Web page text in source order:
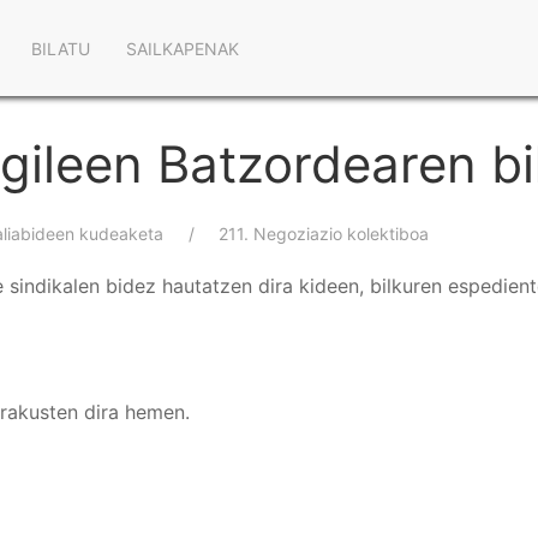
BILATU SAILKAPENAK
Batzordearen
kudeaketa 211. Negoziazio kolektiboa
bidez hautatzen dira kideen, bilkuren
dira hemen.